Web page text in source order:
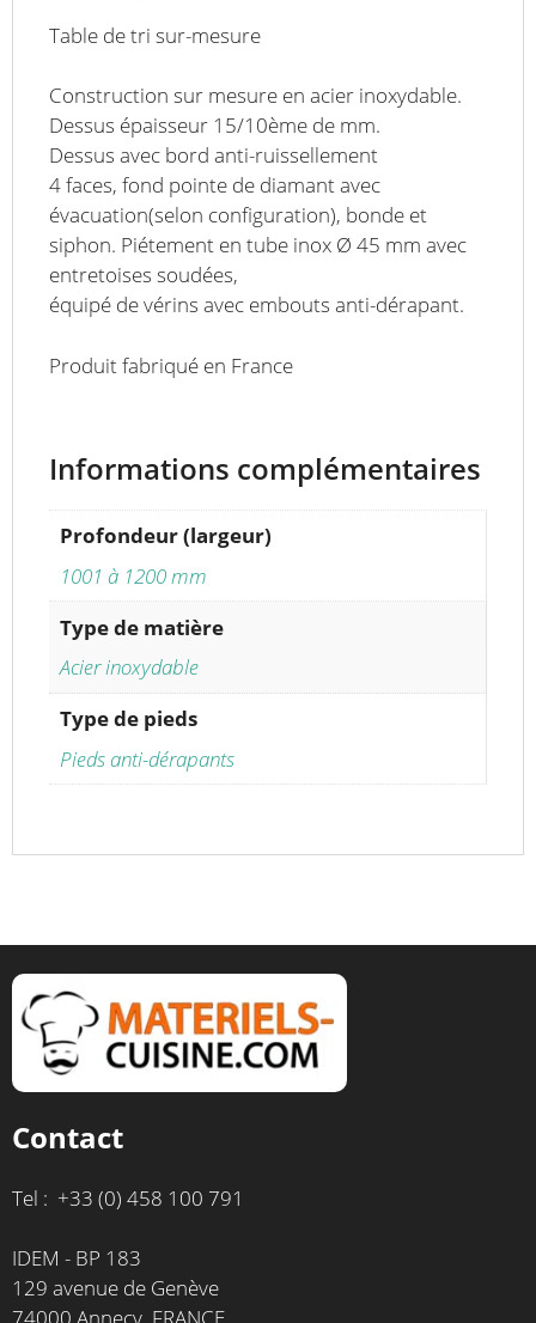
Table de tri sur-mesure
Construction sur mesure en acier inoxydable.
Dessus épaisseur 15/10ème de mm.
Dessus avec bord anti-ruissellement
4 faces, fond pointe de diamant avec
évacuation(selon configuration), bonde et
siphon. Piétement en tube inox Ø 45 mm avec
entretoises soudées,
équipé de vérins avec embouts anti-dérapant.
Produit fabriqué en France
Informations complémentaires
Profondeur (largeur)
1001 à 1200 mm
Type de matière
Acier inoxydable
Type de pieds
Pieds anti-dérapants
Contact
Tel : +33 (0) 458 100 791
IDEM - BP 183
129 avenue de Genève